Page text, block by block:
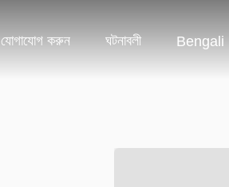
যোগাযোগ করুন ঘটনাবলী Bengali